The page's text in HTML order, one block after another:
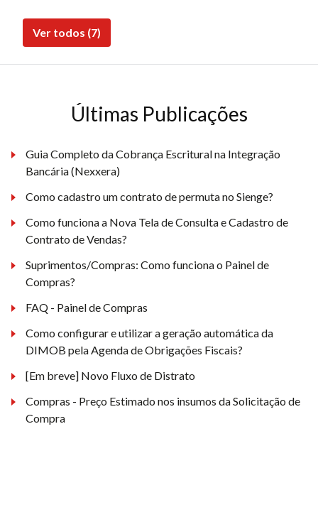
Ver todos (7)
Últimas Publicações
Guia Completo da Cobrança Escritural na Integração
Bancária (Nexxera)
Como cadastro um contrato de permuta no Sienge?
Como funciona a Nova Tela de Consulta e Cadastro de
Contrato de Vendas?
Suprimentos/Compras: Como funciona o Painel de
Compras?
FAQ - Painel de Compras
Como configurar e utilizar a geração automática da
DIMOB pela Agenda de Obrigações Fiscais?
[Em breve] Novo Fluxo de Distrato
Compras - Preço Estimado nos insumos da Solicitação de
Compra